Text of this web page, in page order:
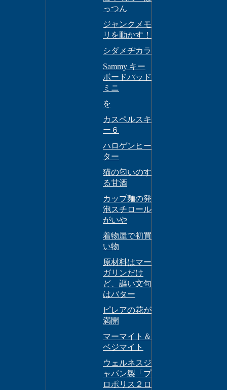
っつん
ジャンクメモ
リを動かす！
シダメヂカラ
Sammy キー
ボードパッド
ミニ
を
カスペルスキ
ー６
ハロゲンヒー
ター
猫の匂いのす
る甘酒
カップ麺の発
泡スチロール
がいや
着物屋で初買
い物
原材料はマー
ガリンだけ
ど、謳い文句
はバター
ピレアの花が
満開
マーマイト＆
ベジマイト
ウェルネスジ
ャパン製「プ
ロポリス２ロ